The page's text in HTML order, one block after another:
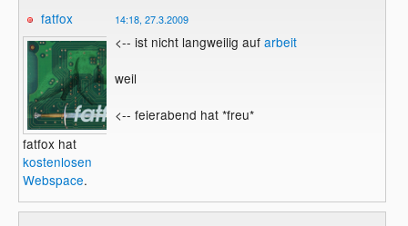
fatfox
fatfox hat
kostenlosen
Webspace.
14:18, 27.3.2009
<-- ist nicht langweilig auf arbeit
weil
<-- feierabend hat *freu*